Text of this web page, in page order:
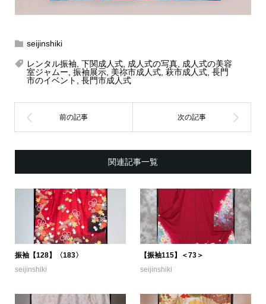
seijinshiki
レンタル振袖, 下関成人式, 成人式の写真, 成人式の美容
室ジャムー, 振袖展示, 美祢市成人式, 萩市成人式, 長門
市のイベント , 長門市成人式
関連記事一覧
振袖【128】〈183〉
seijinshiki
【振袖115】＜73＞
seijinshiki